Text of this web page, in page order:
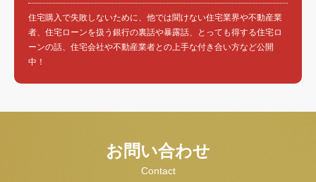
住宅購入で失敗しないために、他では聞けない住宅業界や不動産業
者、住宅ローンを扱う銀行の裏話や暴露話、とっても得する住宅ロ
ーンの話、住宅会社や不動産業者との上手な付き合い方など公開
中！
お問い合わせ
Contact